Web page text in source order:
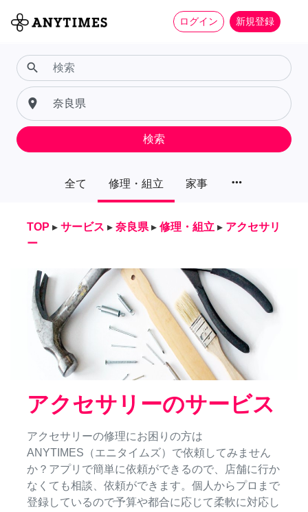
ログイン 新規登録
全て 修理・組立 家事 more_horiz
search
place
検索
TOP ▸ サービス ▸ 奈良県 ▸ 修理・組立 ▸ アクセサリ
ー
アクセサリーのサービス
アクセサリーの修理にお困りの方は
ANYTIMES（エニタイムズ）で依頼してみません
か？アプリで簡単に依頼ができるので、店舗に行か
なくても相談、依頼ができます。個人からプロまで
登録しているので予算や都合に応じて柔軟に対応し